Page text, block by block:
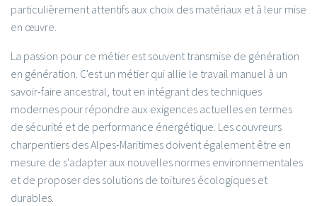
particulièrement attentifs aux choix des matériaux et à leur mise
en œuvre.
La passion pour ce métier est souvent transmise de génération
en génération. C'est un métier qui allie le travail manuel à un
savoir-faire ancestral, tout en intégrant des techniques
modernes pour répondre aux exigences actuelles en termes
de sécurité et de performance énergétique. Les couvreurs
charpentiers des Alpes-Maritimes doivent également être en
mesure de s'adapter aux nouvelles normes environnementales
et de proposer des solutions de toitures écologiques et
durables.